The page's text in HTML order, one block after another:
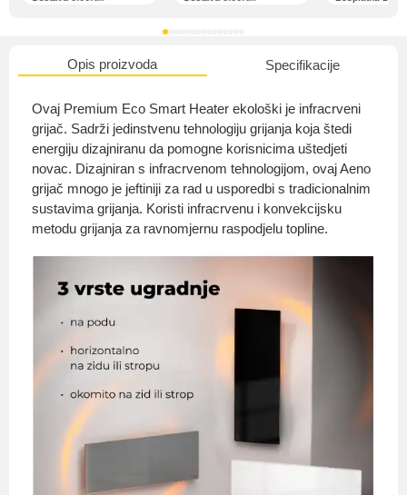
Opis proizvoda Specifikacije
Ovaj Premium Eco Smart Heater ekološki je infracrveni
grijač. Sadrži jedinstvenu tehnologiju grijanja koja štedi
energiju dizajniranu da pomogne korisnicima uštedjeti
novac. Dizajniran s infracrvenom tehnologijom, ovaj Aeno
grijač mnogo je jeftiniji za rad u usporedbi s tradicionalnim
sustavima grijanja. Koristi infracrvenu i konvekcijsku
metodu grijanja za ravnomjernu raspodjelu topline.
O nama
Privatnost kupca